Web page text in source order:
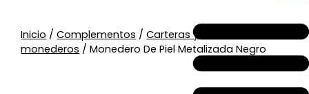
Inicio /Complementos /Carteras y
monederos / Monedero De Piel Metalizada Negro